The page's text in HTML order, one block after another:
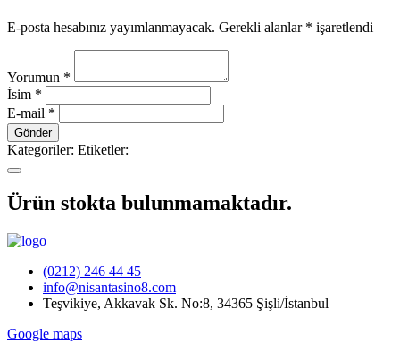
E-posta hesabınız yayımlanmayacak. Gerekli alanlar * işaretlendi
Yorumun *
İsim *
E-mail *
Kategoriler: Etiketler:
Ürün stokta bulunmamaktadır.
(0212) 246 44 45
info@nisantasino8.com
Teşvikiye, Akkavak Sk. No:8, 34365 Şişli/İstanbul
Google maps